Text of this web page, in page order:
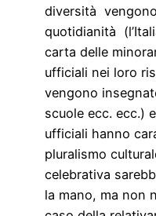
diversità
quotidianità
carta delle
ufficiali nei loro
vengono
scuole ecc. ecc.)
ufficiali hanno
pluralismo
celebrativa
la mano, ma non